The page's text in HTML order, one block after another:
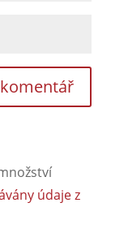
údaje z